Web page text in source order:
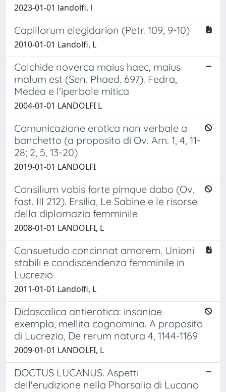
2023-01-01 landolfi, l
Capillorum elegidarion (Petr. 109, 9-10)
2010-01-01 Landolfi, L
Colchide noverca maius haec, maius
malum est (Sen. Phaed. 697). Fedra,
Medea e l'iperbole mitica
2004-01-01 LANDOLFI L
Comunicazione erotica non verbale a
banchetto (a proposito di Ov. Am. 1, 4, 11-
28; 2, 5, 13-20)
2019-01-01 LANDOLFI
Consilium vobis forte pimque dabo (Ov.
fast. III 212). Ersilia, Le Sabine e le risorse
della diplomazia femminile
2008-01-01 LANDOLFI, L
Consuetudo concinnat amorem. Unioni
stabili e condiscendenza femminile in
Lucrezio
2011-01-01 Landolfi, L
Didascalica antierotica: insaniae
exempla, mellita cognomina. A proposito
di Lucrezio, De rerum natura 4, 1144-1169
2009-01-01 LANDOLFI, L
DOCTUS LUCANUS. Aspetti
dell'erudizione nella Pharsalia di Lucano